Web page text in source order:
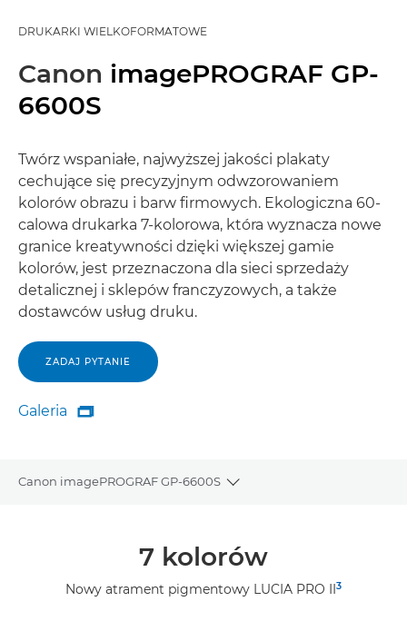
DRUKARKI WIELKOFORMATOWE
Canon imagePROGRAF GP-
6600S
Twórz wspaniałe, najwyższej jakości plakaty
cechujące się precyzyjnym odwzorowaniem
kolorów obrazu i barw firmowych. Ekologiczna 60-
calowa drukarka 7-kolorowa, która wyznacza nowe
granice kreatywności dzięki większej gamie
kolorów, jest przeznaczona dla sieci sprzedaży
detalicznej i sklepów franczyzowych, a także
dostawców usług druku.
ZADAJ PYTANIE
Galeria
Galeria

Canon imagePROGRAF GP-6600S
Toggle breadcrumbs
7 kolorów
Nowy atrament pigmentowy LUCIA PRO II3